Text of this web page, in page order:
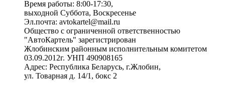
Время работы: 8:00-17:30,
выходной Суббота, Воскресенье
Эл.почта: avtokartel@mail.ru
Общество с ограниченной ответственностью
"АвтоКартель" зарегистрирован
Жлобинским районным исполнительным комитетом
03.09.2012г. УНП 490908165
Адрес: Республика Беларусь, г.Жлобин,
ул. Товарная д. 14/1, бокс 2